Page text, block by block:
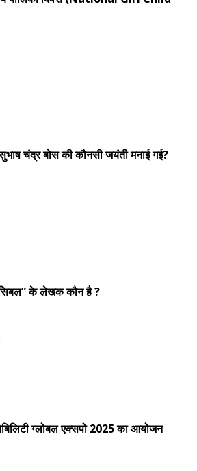
चंद्र बोस की कौनसी जयंती मनाई गई?
के लेखक कौन है ?
ग्लोबल एक्सपो 2025 का आयोजन